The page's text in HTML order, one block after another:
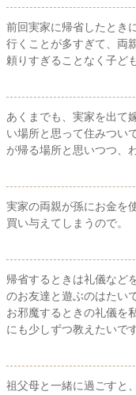
前回実家に帰省したとき
行くことが多すぎて、両
頼りすぎることなく子ど
あくまでも、実家を出て
い場所と思って住みつい
が帰る場所と思いつつ、
実家の両親が孫にお金を
買い与えてしまうので。
帰省するときは礼儀など
のお友達と遊ぶのはたい
お邪魔するときの礼儀を
にも少しずつ教えたいです
祖父母と一緒に過ごすと